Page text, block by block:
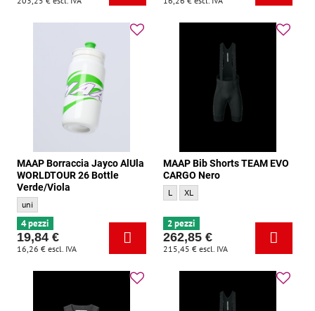
MAAP Borraccia Jayco AlUla
WORLDTOUR 26 Bottle
Verde/Viola
MAAP Borraccia Jayco AlUla WORLDTOUR 26 Bottle Verde/Viola - Dimensione:
uni
4 pezzi
19,84 €
16,26 € escl. IVA
MAAP Bib Shorts TEAM EVO
CARGO Nero
MAAP Bib Shorts TEAM EVO CARGO
L MAAP Bib Shorts TEAM EVO
XL
2 pezzi
262,85 €
215,45 € escl. IVA